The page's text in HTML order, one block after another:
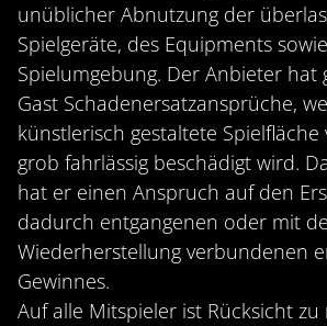
unüblicher Abnutzung der
Spielgeräte, des Equipments
Spielumgebung. Der Anbieter hat
Gast Schadenersatzansprüche,
künstlerisch gestaltete
grob fahrlässig beschädigt wird.
hat er einen Anspruch auf den
dadurch entgangenen oder mit
Wiederherstellung verbundenen
Gewinnes.
Auf alle Mitspieler ist Rücksicht